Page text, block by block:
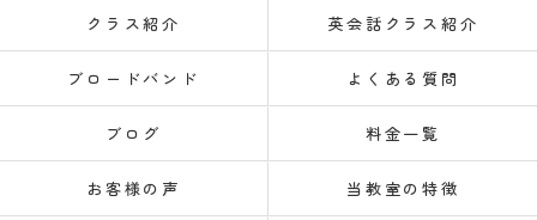
クラス紹介 英会話クラス紹介
ブロードバンド よくある質問
ブログ 料金一覧
お客様の声 当教室の特徴